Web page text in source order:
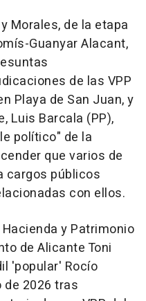
Morales, de la etapa
Guanyar Alacant,
de las VPP
Playa de San Juan, y
Luis Barcala (PP),
político" de la
que varios de
cargos públicos
con ellos.
y Patrimonio
de Alicante Toni
'popular' Rocío
de 2026 tras